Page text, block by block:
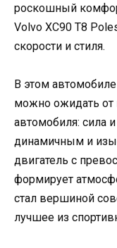
роскошный
Volvo XC90 T8
скорости и стиля.
В этом
можно ожидать от
автомобиля: сила
динамичным и
двигатель с
формирует
стал вершиной
лучшее из